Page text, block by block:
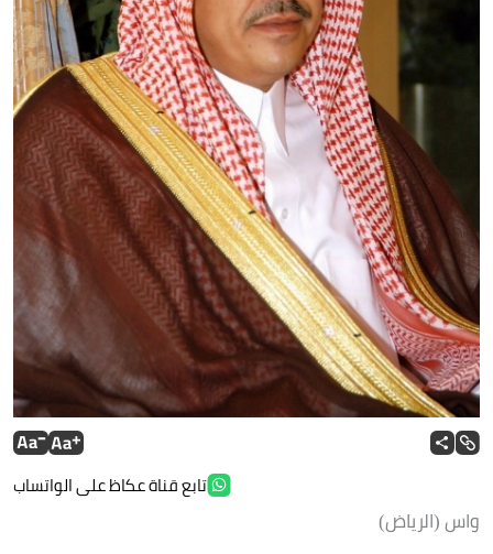
تابع قناة عكاظ على الواتساب
واس (الرياض)